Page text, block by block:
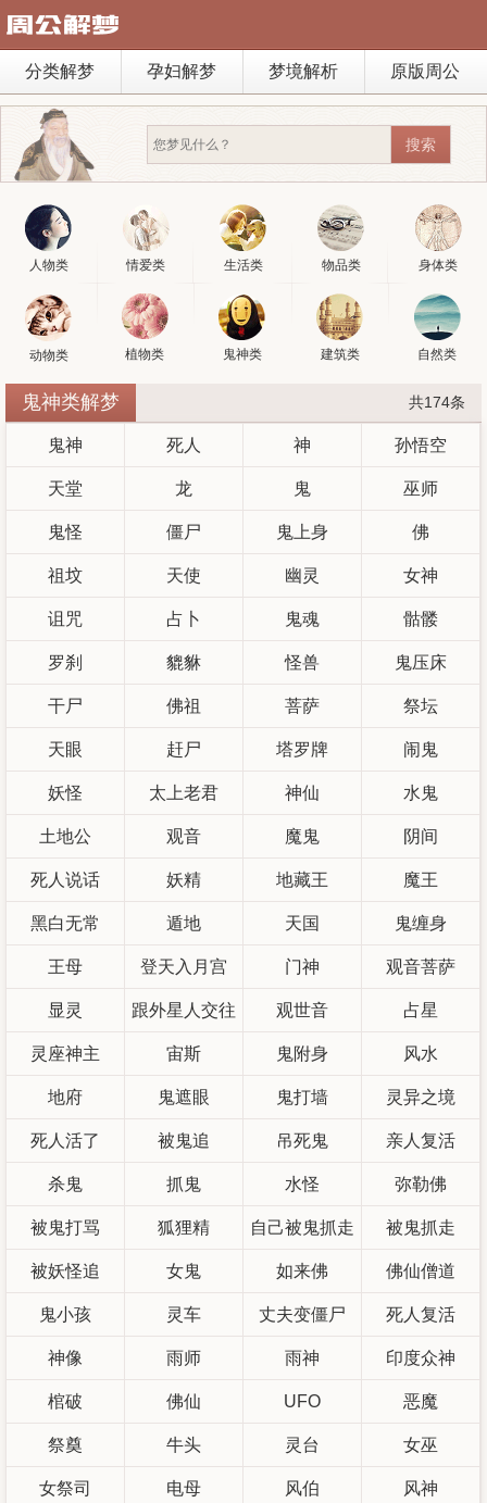
分类解梦 孕妇解梦 梦境解析 原版周公
人物类 情爱类 生活类 物品类 身体类
动物类 植物类 鬼神类 建筑类 自然类
鬼神类解梦 共174条
鬼神 死人 神 孙悟空
天堂 龙 鬼 巫师
鬼怪 僵尸 鬼上身 佛
祖坟 天使 幽灵 女神
诅咒 占卜 鬼魂 骷髅
罗刹 貔貅 怪兽 鬼压床
干尸 佛祖 菩萨 祭坛
天眼 赶尸 塔罗牌 闹鬼
妖怪 太上老君 神仙 水鬼
土地公 观音 魔鬼 阴间
死人说话 妖精 地藏王 魔王
黑白无常 遁地 天国 鬼缠身
王母 登天入月宫 门神 观音菩萨
显灵 跟外星人交往 观世音 占星
灵座神主 宙斯 鬼附身 风水
地府 鬼遮眼 鬼打墙 灵异之境
死人活了 被鬼追 吊死鬼 亲人复活
杀鬼 抓鬼 水怪 弥勒佛
被鬼打骂 狐狸精 自己被鬼抓走 被鬼抓走
被妖怪追 女鬼 如来佛 佛仙僧道
鬼小孩 灵车 丈夫变僵尸 死人复活
神像 雨师 雨神 印度众神
棺破 佛仙 UFO 恶魔
祭奠 牛头 灵台 女巫
女祭司 电母 风伯 风神